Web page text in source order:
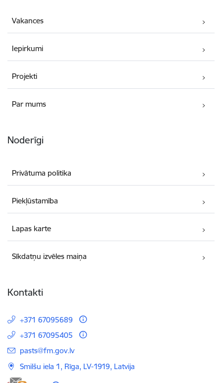
Vakances
Iepirkumi
Projekti
Par mums
Noderīgi
Privātuma politika
Piekļūstamība
Lapas karte
Sīkdatņu izvēles maiņa
Kontakti
+371 67095689
+371 67095405
E-pasts:
pasts@fm.gov.lv
Smilšu iela 1, Rīga, LV-1919, Latvija